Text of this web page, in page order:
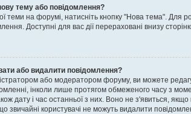
тему або повідомлення?
теми на форумі, натисніть кнопку "Нова тема". Для
Доступні для вас дії перераховані внизу
або видалити повідомлення?
або модератором форуму, ви можете
інколи лише протягом обмеженого часу з
дату і час останньої з них. Воно не з'явиться,
звичайні користувачі не можуть видалити